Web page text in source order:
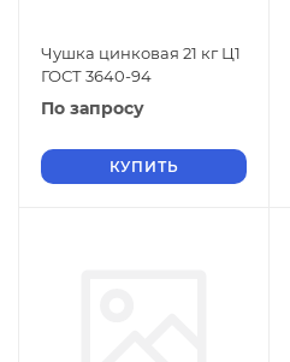
Чушка цинковая 21 кг Ц1
ГОСТ 3640-94
По запросу
КУПИТЬ